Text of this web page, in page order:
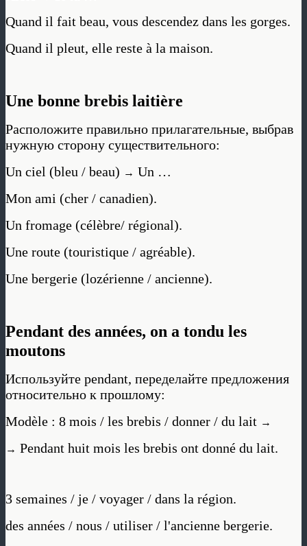
Quand il fait beau, vous descendez dans les gorges.
Quand il pleut, elle reste à la maison.
Une bonne brebis laitière
Расположите правильно прилагательные, выбрав
нужную сторону существительного:
Un ciel (bleu / beau) → Un …
Mon ami (cher / canadien).
Un fromage (célèbre/ régional).
Une route (touristique / agréable).
Une bergerie (lozérienne / ancienne).
Pendant des années, on a tondu les
moutons
Используйте pendant, переделайте предложения
относительно к прошлому:
Modèle : 8 mois / les brebis / donner / du lait →
→ Pendant huit mois les brebis ont donné du lait.
3 semaines / je / voyager / dans la région.
des années / nous / utiliser / l'ancienne bergerie.